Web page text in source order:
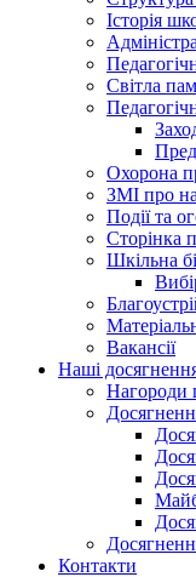
Історія
Світла
Охорона
ЗМІ про
Події та
Сторінка
Шкільна
Вакансії
Наші
Нагороди
Контакти